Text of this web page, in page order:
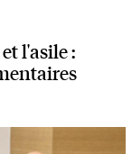
l'asile :